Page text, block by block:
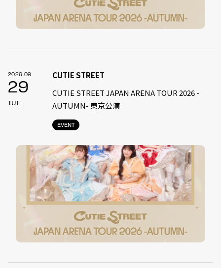
2026.09
29
TUE
EVENT
CUTIE STREET
CUTIE STREET JAPAN ARENA TOUR 2026 -
AUTUMN- 東京公演